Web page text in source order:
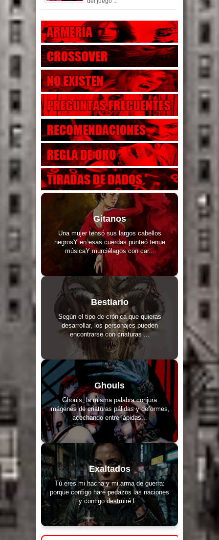
Gitanos
Una mujer tensó sus largos cabellos
negrosY en esas cuerdas punteó tenue
músicaY murciélagos con car...
Bestiario
Según el tipo de crónica que quieras
desarrollar, los personajes pueden
encontrarse con criaturas ...
Ghouls
Ghouls, la misma palabra conjura
imágenes de criaturas pálidas y deformes,
acechando entre lápidas...
Exaltados
Tú eres mi hacha y mi arma de guerra:
porque contigo haré pedazos las naciones
y contigo destruiré l...